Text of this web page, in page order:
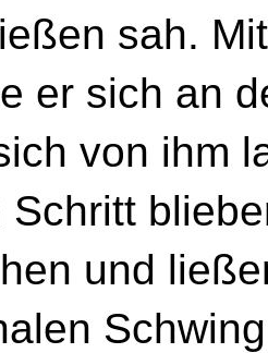
sah.
er sich an
von ihm
Schritt
und